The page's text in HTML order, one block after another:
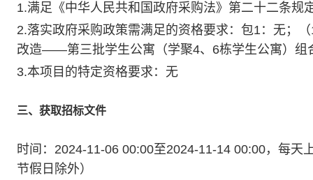
1.满足《中华人民共和国政府采购法》第二十二条规
2.落实政府采购政策需满足的资格要求：包1：无；
改造——第三批学生公寓（学聚4、6栋学生公寓）组
3.本项目的特定资格要求：无
三、获取招标文件
时间：2024-11-06 00:00至2024-11-14 00:00，每天
节假日除外）